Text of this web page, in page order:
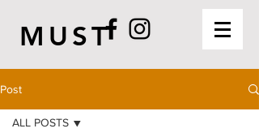
MUST
Post
ALL POSTS